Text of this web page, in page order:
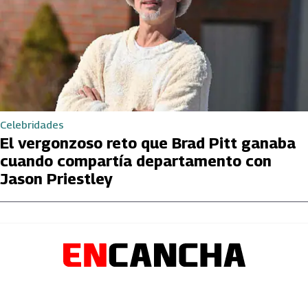
Celebridades
El vergonzoso reto que Brad Pitt ganaba
cuando compartía departamento con
Jason Priestley